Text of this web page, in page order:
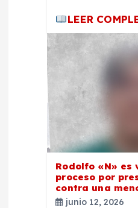
LEER
Rodolfo «N» es
proceso por
contra una
junio 12, 2026